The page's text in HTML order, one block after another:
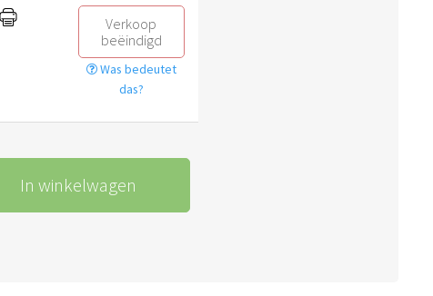
Verkoop
beëindigd
Was bedeutet
das?
In winkelwagen